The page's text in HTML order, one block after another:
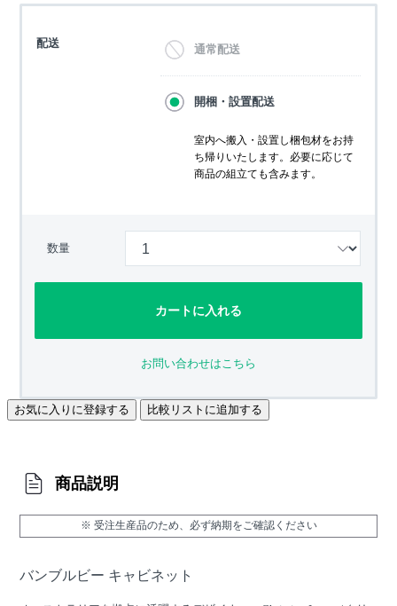
配送 通常配送
開梱・設置配送
室内へ搬入・設置し梱包材をお持
ち帰りいたします。必要に応じて
商品の組立ても含みます。
数量
カートに入れる
お問い合わせはこちら
お気に入りに登録する 比較リストに追加する
商品説明
※ 受注生産品のため、必ず納期をご確認ください
バンブルビー キャビネット